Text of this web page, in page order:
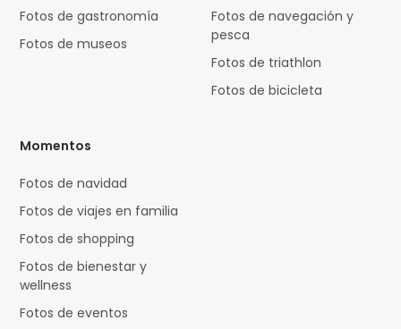
Fotos de gastronomía
Fotos de museos
Fotos de navegación y
pesca
Fotos de triathlon
Fotos de bicicleta
Momentos
Fotos de navidad
Fotos de viajes en familia
Fotos de shopping
Fotos de bienestar y
wellness
Fotos de eventos